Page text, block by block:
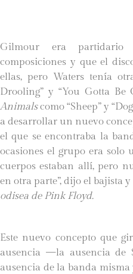
Gilmour era partidario
composiciones y que el
ellas, pero Waters tenía
Drooling” y “You Gotta Be
Animalscomo “Sheep” y
a desarrollar un nuevo
el que se encontraba la
ocasiones el grupo era solo
cuerpos estaban allí, pero
en otra parte”, dijo el bajista
odisea de Pink Floyd.
Este nuevo concepto que
ausencia —la ausencia de
ausencia de la banda